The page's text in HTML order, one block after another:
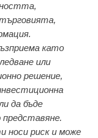
като
или
решение,
да бъде
представяне.
носи риск и може